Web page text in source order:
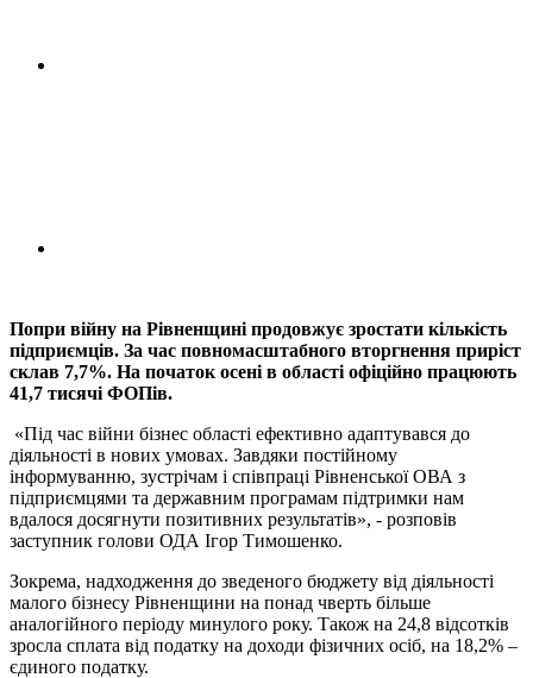
Попри війну на Рівненщині продовжує зростати кількість
підприємців. За час повномасштабного вторгнення приріст
склав 7,7%. На початок осені в області офіційно працюють
41,7 тисячі ФОПів.
«Під час війни бізнес області ефективно адаптувався до
діяльності в нових умовах. Завдяки постійному
інформуванню, зустрічам і співпраці Рівненської ОВА з
підприємцями та державним програмам підтримки нам
вдалося досягнути позитивних результатів», - розповів
заступник голови ОДА Ігор Тимошенко.
Зокрема, надходження до зведеного бюджету від діяльності
малого бізнесу Рівненщини на понад чверть більше
аналогійного періоду минулого року. Також на 24,8 відсотків
зросла сплата від податку на доходи фізичних осіб, на 18,2% –
єдиного податку.